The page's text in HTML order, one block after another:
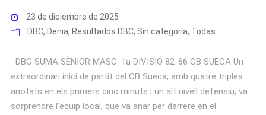
23 de diciembre de 2025
DBC, Denia, Resultados DBC, Sin categoría, Todas
DBC SUMA SÈNIOR MASC. 1a DIVISIÓ 82-66 CB SUECA Un
extraordinari inici de partit del CB Sueca, amb quatre triples
anotats en els primers cinc minuts i un alt nivell defensiu, va
sorprendre l’equip local, que va anar per darrere en el